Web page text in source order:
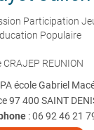
Participation
Populaire
CRAJEP REUNION
école Gabriel
97 400 SAINT
:06 92 46 21